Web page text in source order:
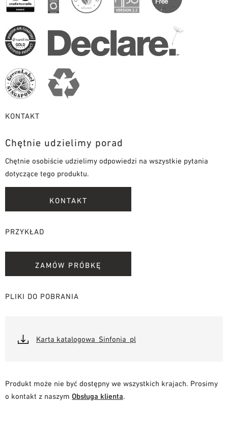
KONTAKT
Chętnie udzielimy porad
Chętnie osobiście udzielimy odpowiedzi na wszystkie pytania
dotyczące tego produktu.
KONTAKT
PRZYKŁAD
ZAMÓW PRÓBKĘ
PLIKI DO POBRANIA
Karta katalogowa_Sinfonia_pl
Produkt może nie być dostępny we wszystkich krajach. Prosimy
o kontakt z naszym Obsługa klienta.